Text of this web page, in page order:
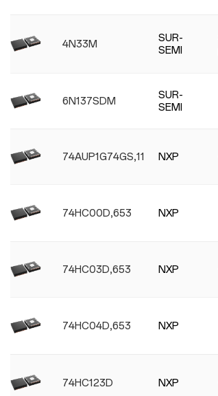
4N33M
SUR-
SEMI
6N137SDM
SUR-
SEMI
74AUP1G74GS,115 NXP
74HC00D,653 NXP
74HC03D,653 NXP
74HC04D,653 NXP
74HC123D NXP